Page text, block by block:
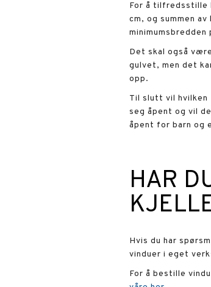
For å tilfredsstille
cm, og summen
minimumsbredden
Det skal også
gulvet, men det
opp.
Til slutt vil hvilken
seg åpent og vil
åpent for barn og
HAR
Hvis du har
vinduer i eget
For å bestille